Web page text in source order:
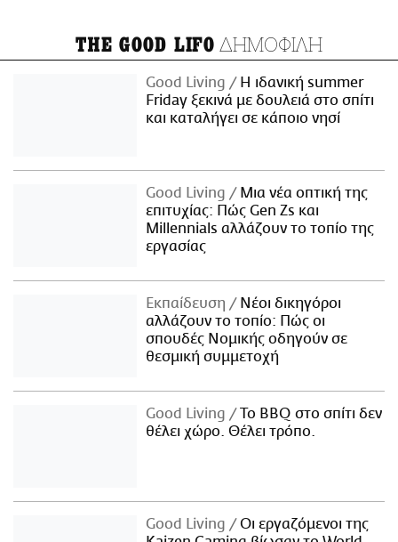
THE GOOD LIFO ΔΗΜΟΦΙΛΗ
Good Living
Η ιδανική summer
Friday ξεκινά με δουλειά στο σπίτι
και καταλήγει σε κάποιο νησί
Good Living
Μια νέα οπτική της
επιτυχίας: Πώς Gen Zs και
Millennials αλλάζουν το τοπίο της
εργασίας
Εκπαίδευση
Νέοι δικηγόροι
αλλάζουν το τοπίο: Πώς οι
σπουδές Νομικής οδηγούν σε
θεσμική συμμετοχή
Good Living
Το BBQ στο σπίτι δεν
θέλει χώρο. Θέλει τρόπο.
Good Living
Οι εργαζόμενοι της